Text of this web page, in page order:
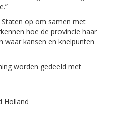
op om samen met
hoe de provincie haar
waar kansen en knelpunten
worden gedeeld met
Holland